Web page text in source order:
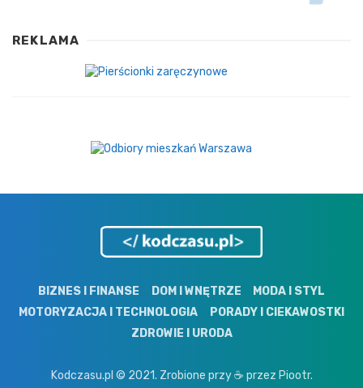
REKLAMA
BIZNES I FINANSE DOM I WNĘTRZE
MODA I STYL
MOTORYZACJA I TECHNOLOGIA
PORADY I CIEKAWOSTKI
ZDROWIE I URODA
Kodczasu.pl © 2021. Zrobione przy ☕ przez Piootr.